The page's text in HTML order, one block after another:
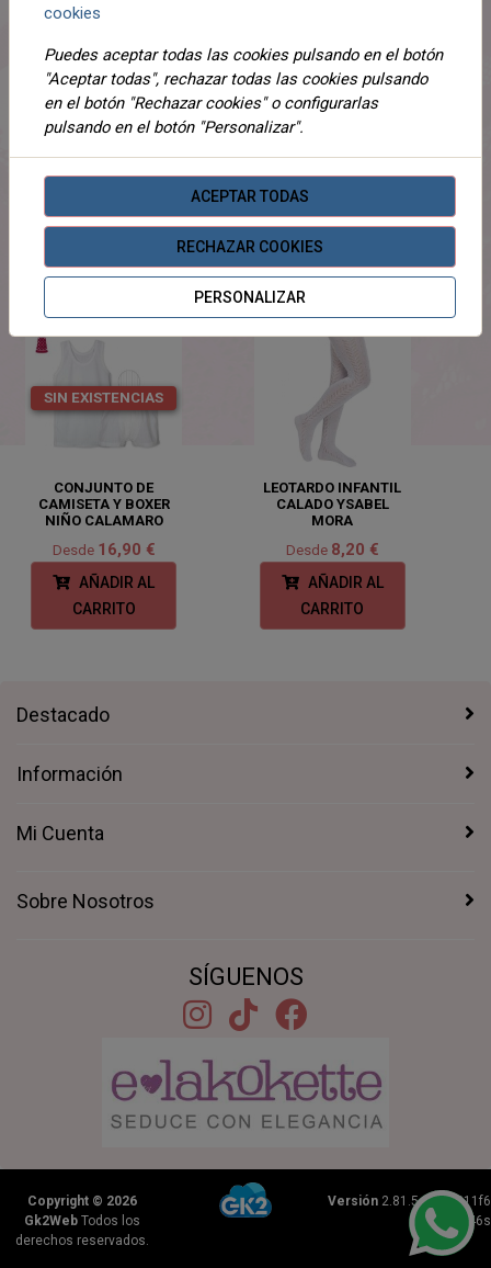
DETALLES
ADJUNTOS
OPINIONES
¡Este producto no tiene descripción!
PRODUCTOSRELACIONADOS
SIN EXISTENCIAS
CONJUNTO DE
CAMISETA Y BOXER
NIÑO CALAMARO
Desde 16,90 €
AÑADIR AL
CARRITO
LEOTARDO INFANTIL
CALADO YSABEL
MORA
Desde 8,20 €
AÑADIR AL
CARRITO
Destacado
Información
Mi Cuenta
Sobre Nosotros
SÍGUENOS
Copyright © 2026
Gk2WebTodos los
derechos reservados.
Versión2.81.5+1b46211f6
0.2346s
cookies
Puedes aceptar todas las cookies pulsando en el botón
"Aceptar todas", rechazar todas las cookies pulsando
en el botón "Rechazar cookies" o configurarlas
pulsando en el botón "Personalizar".
ACEPTAR TODAS
RECHAZAR COOKIES
PERSONALIZAR